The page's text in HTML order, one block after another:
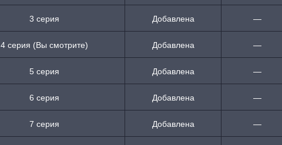
3 серия Добавлена —
4 серия (Вы смотрите) Добавлена —
5 серия Добавлена —
6 серия Добавлена —
7 серия Добавлена —